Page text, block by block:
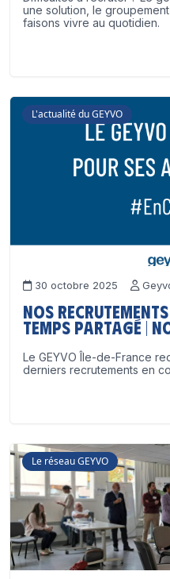
une solution, le
faisons vivre au quotidien.
L'actualité du GEYVO
30 octobre 2025
Nos
temps partagé |
Le GEYVO Île-de-France
derniers recrutements en
Le réseau GEYVO